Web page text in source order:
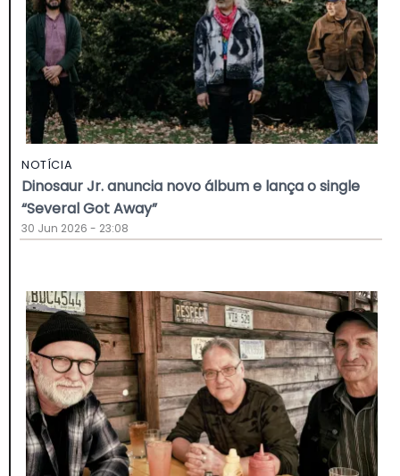
NOTÍCIA
Dinosaur Jr. anuncia novo álbum e lança o single
“Several Got Away”
30 Jun 2026 - 23:08